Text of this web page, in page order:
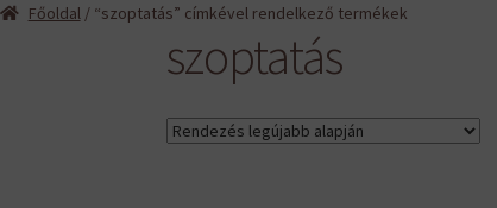
Főoldal/ “szoptatás” címkével rendelkező termékek
szoptatás